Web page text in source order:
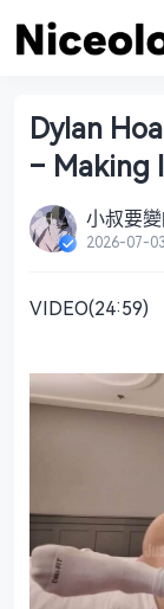
Dylan
– Making
小叔要
2026-07-
VIDEO(24:59)